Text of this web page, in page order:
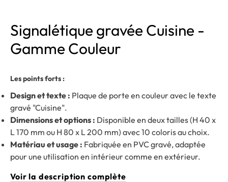
Signalétique gravée Cuisine -
Gamme Couleur
Les points forts :
Design et texte : Plaque de porte en couleur avec le texte
gravé "Cuisine".
Dimensions et options : Disponible en deux tailles (H 40 x
L 170 mm ou H 80 x L 200 mm) avec 10 coloris au choix.
Matériau et usage : Fabriquée en PVC gravé, adaptée
pour une utilisation en intérieur comme en extérieur.
Voir la description complète